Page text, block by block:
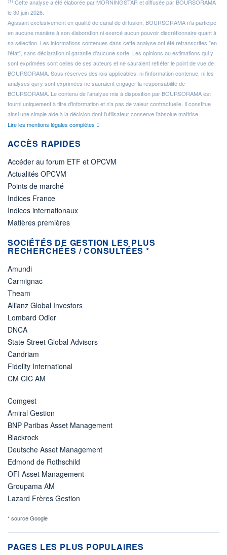
Cette analyse a été élaborée par MORNINGSTAR et diffusée par BOURSORAMA
le 30 juin 2026.
Agissant exclusivement en qualité de canal de diffusion, BOURSORAMA n'a participé
en aucune manière à son élaboration ni exercé aucun pouvoir discrétionnaire quant à
sa sélection. Les informations contenues dans cette analyse ont été retranscrites "en
l'état", sans déclaration ni garantie d'aucune sorte. Les opinions ou estimations qui y
sont exprimées sont celles de ses auteurs et ne sauraient refléter le point de vue de
BOURSORAMA. Sous réserves des lois applicables, ni l'information contenue, ni les
analyses qui y sont exprimées ne sauraient engager la responsabilité de
BOURSORAMA. Le contenu de l'analyse mis à disposition par BOURSORAMA est
fourni uniquement à titre d'information et n'a pas de valeur contractuelle. Il constitue
ainsi une simple aide à la décision dont l'utilisateur conserve l'absolue maîtrise.
Lire les mentions légales complètes
ACCÈS RAPIDES
Accéder au forum ETF et OPCVM
Actualités OPCVM
Points de marché
Indices France
Indices internationaux
Matières premières
SOCIÉTÉS DE GESTION LES PLUS
RECHERCHÉES / CONSULTÉES *
Amundi
Carmignac
Theam
Allianz Global Investors
Lombard Odier
DNCA
State Street Global Advisors
Candriam
Fidelity International
CM CIC AM
Comgest
Amiral Gestion
BNP Paribas Asset Management
Blackrock
Deutsche Asset Management
Edmond de Rothschild
OFI Asset Management
Groupama AM
Lazard Frères Gestion
* source Google
PAGES LES PLUS POPULAIRES